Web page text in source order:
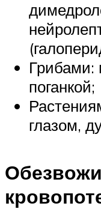
Грибами:
поганкой;
глазом,